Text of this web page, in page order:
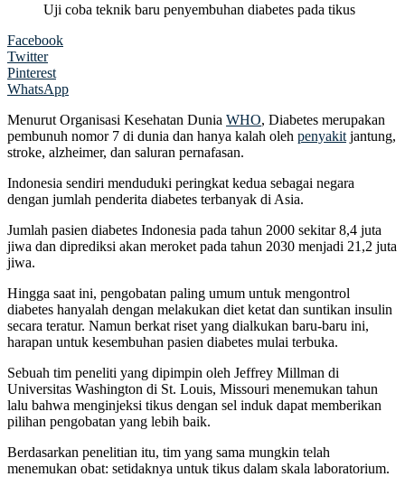
Uji coba teknik baru penyembuhan diabetes pada tikus
Facebook
Twitter
Pinterest
WhatsApp
Menurut Organisasi Kesehatan Dunia WHO, Diabetes merupakan
pembunuh nomor 7 di dunia dan hanya kalah oleh penyakit jantung,
stroke, alzheimer, dan saluran pernafasan.
Indonesia sendiri menduduki peringkat kedua sebagai negara
dengan jumlah penderita diabetes terbanyak di Asia.
Jumlah pasien diabetes Indonesia pada tahun 2000 sekitar 8,4 juta
jiwa dan diprediksi akan meroket pada tahun 2030 menjadi 21,2 juta
jiwa.
Hingga saat ini, pengobatan paling umum untuk mengontrol
diabetes hanyalah dengan melakukan diet ketat dan suntikan insulin
secara teratur. Namun berkat riset yang dialkukan baru-baru ini,
harapan untuk kesembuhan pasien diabetes mulai terbuka.
Sebuah tim peneliti yang dipimpin oleh Jeffrey Millman di
Universitas Washington di St. Louis, Missouri menemukan tahun
lalu bahwa menginjeksi tikus dengan sel induk dapat memberikan
pilihan pengobatan yang lebih baik.
Berdasarkan penelitian itu, tim yang sama mungkin telah
menemukan obat: setidaknya untuk tikus dalam skala laboratorium.